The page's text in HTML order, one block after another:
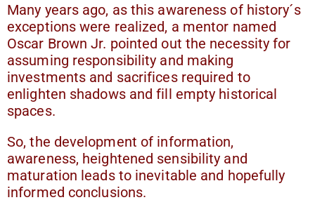
Many years ago, as this awareness of history´s
exceptions were realized, a mentor named
Oscar Brown Jr. pointed out the necessity for
assuming responsibility and making
investments and sacrifices required to
enlighten shadows and fill empty historical
spaces.
So, the development of information,
awareness, heightened sensibility and
maturation leads to inevitable and hopefully
informed conclusions.